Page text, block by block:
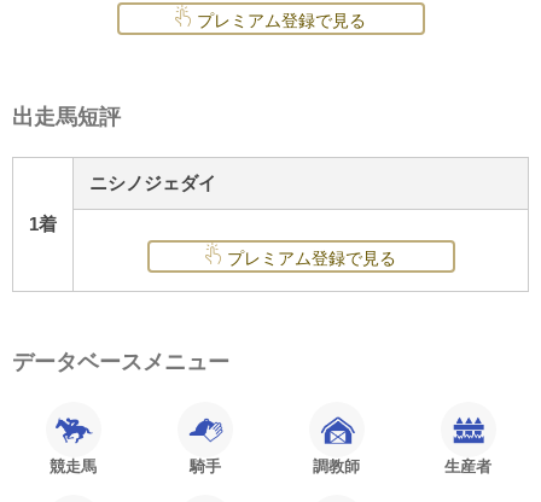
プレミアム登録で見る
出走馬短評
1着
ニシノジェダイ
プレミアム登録で見る
データベースメニュー
競走馬 騎手 調教師 生産者